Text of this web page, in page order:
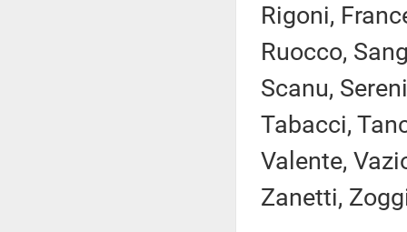
Rigoni,
Ruocco,
Scanu,
Tabacci,
Valente,
Zanetti,